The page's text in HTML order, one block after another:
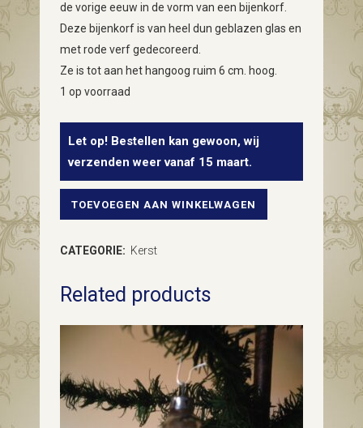
de vorige eeuw in de vorm van een bijenkorf.
Deze bijenkorf is van heel dun geblazen glas en
met rode verf gedecoreerd.
Ze is tot aan het hangoog ruim 6 cm. hoog.
1 op voorraad
Let op! Bestellen kan gewoon, wij
verzenden weer vanaf 15 maart.
Antieke
een
rode
van
dun
TOEVOEGEN AAN WINKELWAGEN
CATEGORIE: Kerst
Related products